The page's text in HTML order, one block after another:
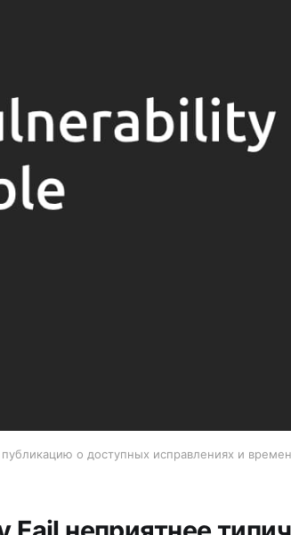
о доступных исправлениях и